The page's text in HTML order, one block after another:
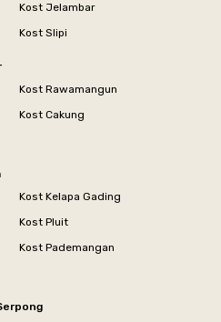
Kost Jelambar
Kost Slipi
Kost Rawamangun
Kost Cakung
Kost Kelapa Gading
Kost Pluit
Kost Pademangan